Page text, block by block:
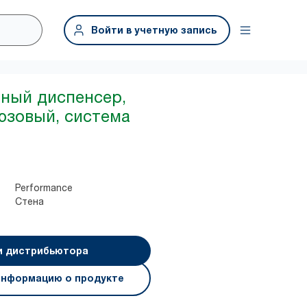
Войти в учетную запись
диспенсер,
система
Performance
Стена
дистрибьютора
о продукте